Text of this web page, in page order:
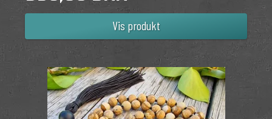
Vis produkt